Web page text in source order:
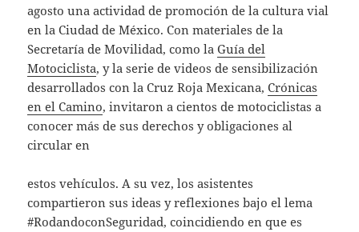
agosto una actividad de promoción de la cultura vial
en la Ciudad de México. Con materiales de la
Secretaría de Movilidad, como laGuía del
Motociclista, y la serie de videos de sensibilización
desarrollados con la Cruz Roja Mexicana,Crónicas
en el Camino, invitaron a cientos de motociclistas a
conocer más de sus derechos y obligaciones al
circular en
estos vehículos. A su vez, los asistentes
compartieron sus ideas y reflexiones bajo el lema
#RodandoconSeguridad, coincidiendo en que es